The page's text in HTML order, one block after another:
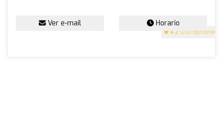
4.2 (200 opiniones)
Ver e-mail Horario